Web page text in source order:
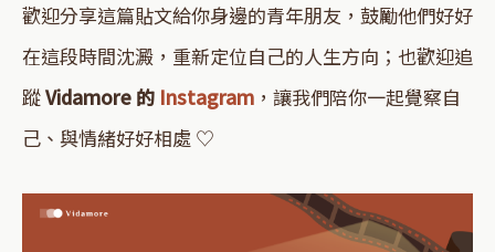
歡迎分享這篇貼文給你身邊的青年朋友，鼓勵他們好好
在這段時間沈澱，重新定位自己的人生方向；也歡迎追
蹤Vidamore 的 Instagram ，讓我們陪你一起覺察自
己、與情緒好好相處 ♡